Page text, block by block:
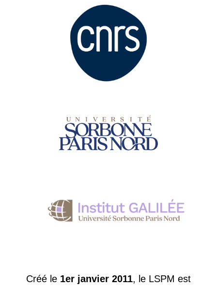
Créé le 1er janvier 2011, le LSPM est